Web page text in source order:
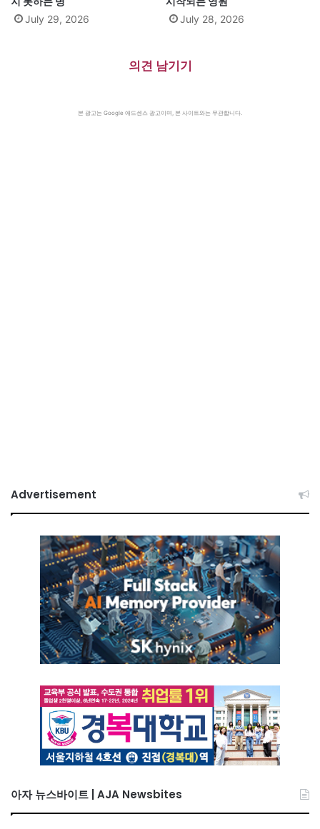
July 29, 2026 July 28, 2026
의견 남기기
본 광고는 Google 애드센스 광고이며, 본 사이트와는 무관합니다.
Advertisement
아자 뉴스바이트 | AJA Newsbites